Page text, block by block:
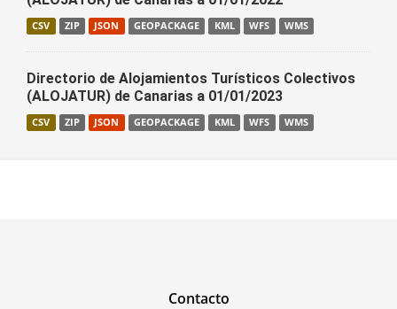
CSV ZIP JSON GEOPACKAGE KML WFS WMS
Directorio de Alojamientos Turísticos Colectivos
(ALOJATUR) de Canarias a 01/01/2023
CSV ZIP JSON GEOPACKAGE KML WFS WMS
Contacto